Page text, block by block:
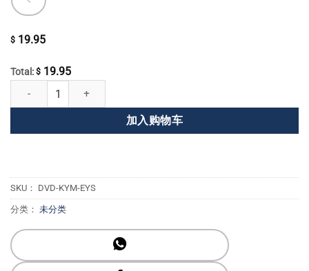
$ 19.95
Total: $ 19.95
大师的昆达利尼瑜伽--为你的系统注入活力 数量
加入购物车
SKU： DVD-KYM-EYS
分类： 未分类